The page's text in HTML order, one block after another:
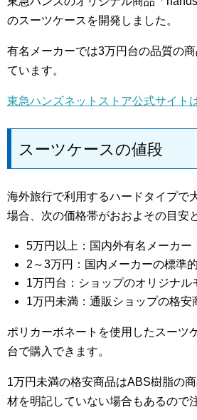
のスーツケースを開発しました。
有名メーカーでは3万円台の品質の
ています。
東急ハンズネットストア公式サイト
スーツケースの値段
海外旅行で利用するハードタイプで
場合、次の価格帯がおおよその目安
5万円以上：国内外有名メーカー
2～3万円：国内メーカーの標準
1万円台：ショップのオリジナル
1万円未満：通販ショップの格安
ポリカーボネートを使用したスーツ
台で購入できます。
1万円未満の格安商品はABS樹脂の
材を明記していない場合もあるので